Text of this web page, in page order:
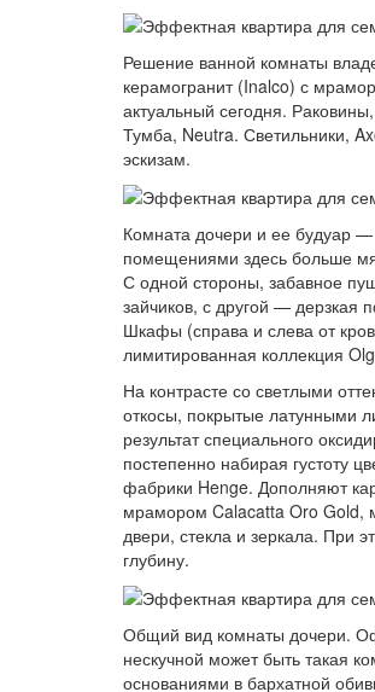
Решение ванной комнаты
керамогранит (Inalco) с
актуальный сегодня.
Тумба, Neutra. Светильники,
эскизам.
Комната дочери и ее будуар
помещениями здесь больше
С одной стороны, забавное
зайчиков, с другой — дерзкая
Шкафы (справа и слева от
лимитированная коллекция
На контрасте со светлыми
откосы, покрытые латунными
результат специального
постепенно набирая густоту
фабрики Henge. Дополняют
мрамором Calacatta Oro Gold,
двери, стекла и зеркала. При
глубину.
Общий вид комнаты дочери.
нескучной может быть такая
основаниями в бархатной